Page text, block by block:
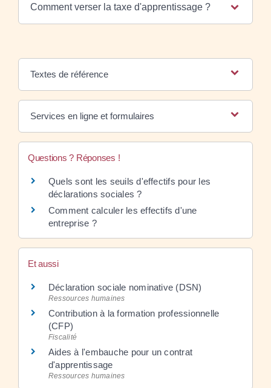
Comment verser la taxe d'apprentissage ?
Textes de référence
Services en ligne et formulaires
Questions ? Réponses !
Quels sont les seuils d'effectifs pour les
déclarations sociales ?
Comment calculer les effectifs d'une
entreprise ?
Et aussi
Déclaration sociale nominative (DSN)
Ressources humaines
Contribution à la formation professionnelle
(CFP)
Fiscalité
Aides à l'embauche pour un contrat
d'apprentissage
Ressources humaines